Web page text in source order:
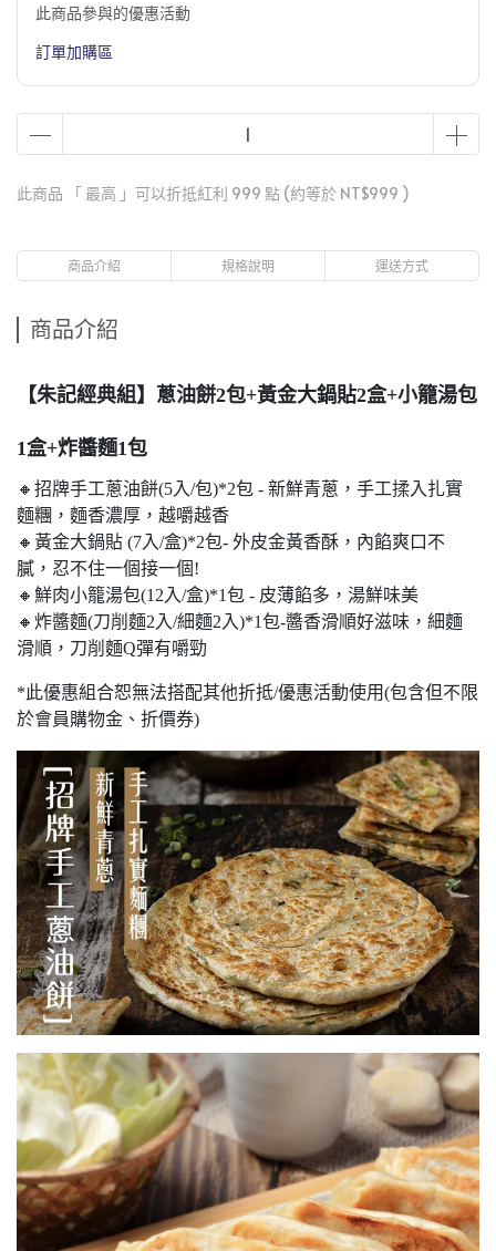
此商品參與的優惠活動
訂單加購區
此商品 「 最高 」可以折抵紅利 999 點 (約等於 NT$999 )
商品介紹 規格說明 運送方式
商品介紹
【朱記經典組】蔥油餅2包+黃金大鍋貼2盒+小籠湯包
1盒+炸醬麵1包
🔸招牌手工蔥油餅(5入/包)*2包 - 新鮮青蔥，手工揉入扎實
麵糰，麵香濃厚，越嚼越香
🔸黃金大鍋貼 (7入/盒)*2包- 外皮金黃香酥，內餡爽口不
膩，忍不住一個接一個!
🔸鮮肉小籠湯包(12入/盒)*1包 - 皮薄餡多，湯鮮味美
🔸炸醬麵(刀削麵2入/細麵2入)*1包-醬香滑順好滋味，細麵
滑順，刀削麵Q彈有嚼勁
*此優惠組合恕無法搭配其他折抵/優惠活動使用(包含但不限
於會員購物金、折價券)